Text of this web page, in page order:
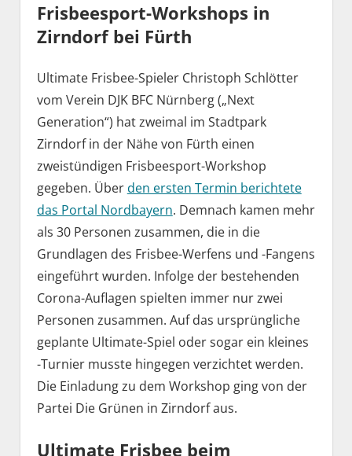
Frisbeesport-Workshops in
Zirndorf bei Fürth
Ultimate Frisbee-Spieler Christoph Schlötter
vom Verein DJK BFC Nürnberg („Next
Generation“) hat zweimal im Stadtpark
Zirndorf in der Nähe von Fürth einen
zweistündigen Frisbeesport-Workshop
gegeben. Überden ersten Termin berichtete
das Portal Nordbayern. Demnach kamen mehr
als 30 Personen zusammen, die in die
Grundlagen des Frisbee-Werfens und -Fangens
eingeführt wurden. Infolge der bestehenden
Corona-Auflagen spielten immer nur zwei
Personen zusammen. Auf das ursprüngliche
geplante Ultimate-Spiel oder sogar ein kleines
-Turnier musste hingegen verzichtet werden.
Die Einladung zu dem Workshop ging von der
Partei Die Grünen in Zirndorf aus.
Ultimate Frisbee beim